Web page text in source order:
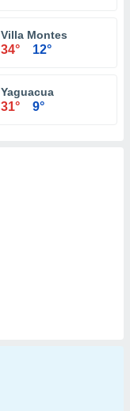
Villa Montes
34° 12°
Yaguacua
31° 9°